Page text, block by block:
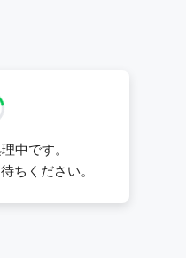
中です。
ちください。